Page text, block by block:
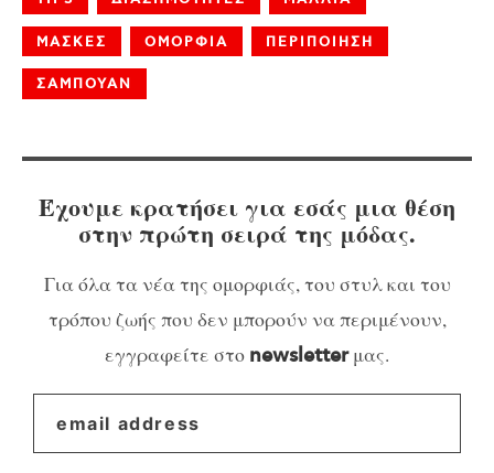
ΜΑΣΚΕΣ ΟΜΟΡΦΙΑ ΠΕΡΙΠΟΙΗΣΗ
ΣΑΜΠΟΥΑΝ
Έχουμε κρατήσει για εσάς μια θέση
στην πρώτη σειρά της μόδας.
Για όλα τα νέα της ομορφιάς, του στυλ και του
τρόπου ζωής που δεν μπορούν να περιμένουν,
εγγραφείτε στο newsletterμας.